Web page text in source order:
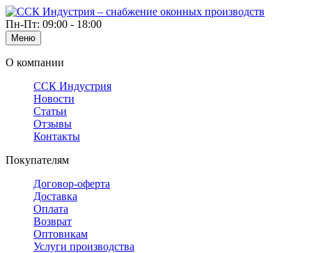
Пн-Пт: 09:00 - 18:00
Меню
О компании
ССК Индустрия
Новости
Статьи
Отзывы
Контакты
Покупателям
Договор-оферта
Доставка
Оплата
Возврат
Оптовикам
Услуги производства